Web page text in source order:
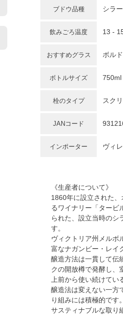
ブドウ品種 シラ
飲みごろ温度 13 -
おすすめグラス ボル
ボトルサイズ 750ml
栓のタイプ スク
JANコード
インポーター ヴィ
《生産者について》
1860年に設立された
るワイナリー「タービ
られた、設立当時のシ
す。
ヴィクトリア州メルボ
富なナガンビー・レイ
醸造方法は一貫して伝
クの開放樽で発酵し、
上前から使い続けてい
醸造法は変えない一方
り組みには積極的です
サスティナブルな取り